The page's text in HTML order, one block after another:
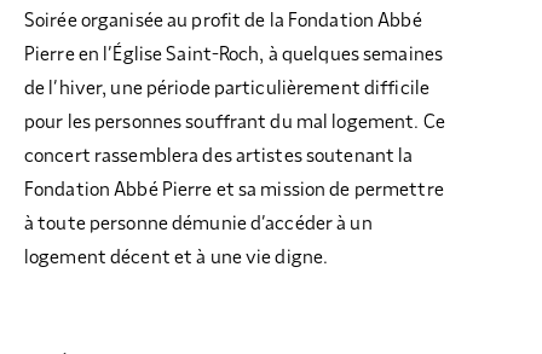
Soirée organisée au profit de la Fondation Abbé
Pierre en l’Église Saint-Roch, à quelques semaines
de l’hiver, une période particulièrement difficile
pour les personnes souffrant du mal logement. Ce
concert rassemblera des artistes soutenant la
Fondation Abbé Pierre et sa mission de permettre
à toute personne démunie d’accéder à un
logement décent et à une vie digne.